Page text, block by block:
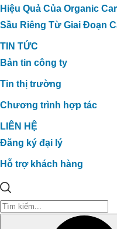
Hiệu Quả Của Organic
Sầu Riêng Từ Giai Đoạn
TIN TỨC
Bản tin công ty
Tin thị trường
Chương trình hợp tác
LIÊN HỆ
Đăng ký đại lý
Hỗ trợ khách hàng